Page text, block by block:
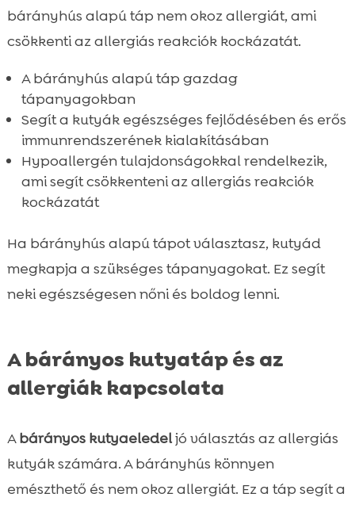
bárányhús alapú táp nem okoz allergiát, ami
csökkenti az allergiás reakciók kockázatát.
A bárányhús alapú táp gazdag
tápanyagokban
Segít a kutyák egészséges fejlődésében és erős
immunrendszerének kialakításában
Hypoallergén tulajdonságokkal rendelkezik,
ami segít csökkenteni az allergiás reakciók
kockázatát
Ha bárányhús alapú tápot választasz, kutyád
megkapja a szükséges tápanyagokat. Ez segít
neki egészségesen nőni és boldog lenni.
A bárányos kutyatáp és az
allergiák kapcsolata
Abárányos kutyaeledeljó választás az allergiás
kutyák számára. A bárányhús könnyen
emészthető és nem okoz allergiát. Ez a táp segít a